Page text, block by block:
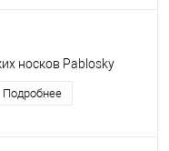
носков Pablosky
Подробнее